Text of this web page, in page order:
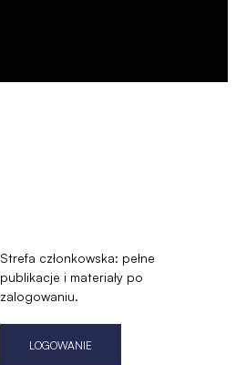
Strefa członkowska: pełne
publikacje i materiały po
zalogowaniu.
LOGOWANIE